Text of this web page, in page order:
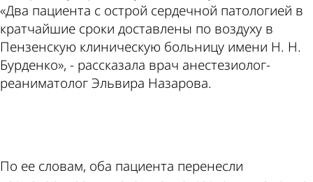
«Два пациента с острой сердечной патологией в
кратчайшие сроки доставлены по воздуху в
Пензенскую клиническую больницу имени Н. Н.
Бурденко», - рассказала врач анестезиолог-
реаниматолог Эльвира Назарова.
По ее словам, оба пациента перенесли